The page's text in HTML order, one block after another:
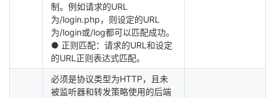
制。例如请求的URL
为/login.php，则设定的URL
为/login或/log都可以匹配成功。
● 正则匹配：请求的URL和设定
的URL正则表达式匹配。
必须是协议类型为HTTP，且未
被监听器和转发策略使用的后端